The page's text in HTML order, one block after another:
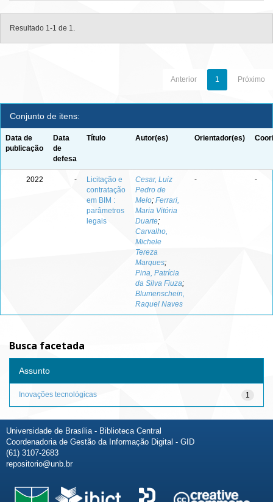
Resultado 1-1 de 1.
Anterior 1 Próximo
Conjunto de itens:
Data de
publicação
Data
de
defesa
Título Autor(es) Orientador(es)
2022 -
Licitação e
contratação
em BIM :
parâmetros
legais
Cesar, Luiz
Pedro de
Melo; Ferrari,
Maria Vitória
Duarte;
Carvalho,
Michele
Tereza
Marques;
Pina, Patrícia
da Silva Fiuza;
Blumenschein,
Raquel Naves
- -
Busca facetada
Assunto
1
Inovações tecnológicas
Universidade de Brasília - Biblioteca Central
Coordenadoria de Gestão da Informação Digital - GID
(61) 3107-2683
repositorio@unb.br